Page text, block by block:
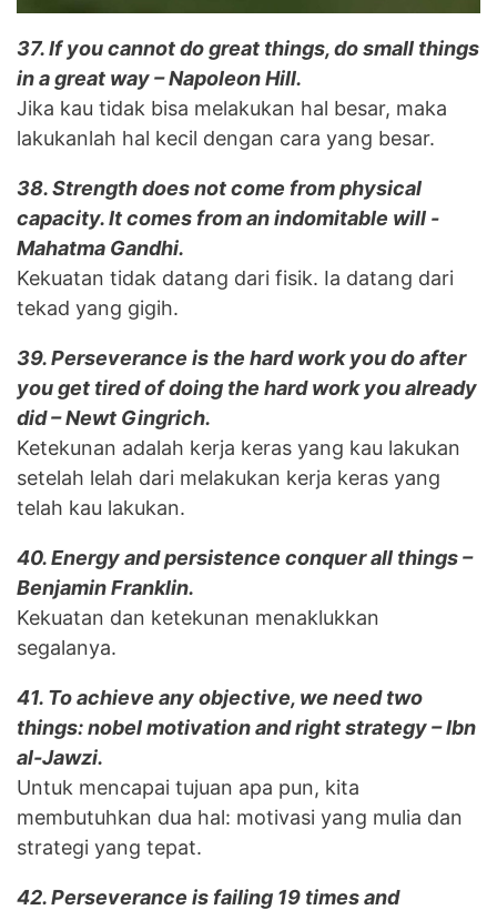
37. If you cannot do great things, do small things
in a great way – Napoleon Hill.
Jika kau tidak bisa melakukan hal besar, maka
lakukanlah hal kecil dengan cara yang besar.
38. Strength does not come from physical
capacity. It comes from an indomitable will -
Mahatma Gandhi.
Kekuatan tidak datang dari fisik. Ia datang dari
tekad yang gigih.
39. Perseverance is the hard work you do after
you get tired of doing the hard work you already
did – Newt Gingrich.
Ketekunan adalah kerja keras yang kau lakukan
setelah lelah dari melakukan kerja keras yang
telah kau lakukan.
40. Energy and persistence conquer all things –
Benjamin Franklin.
Kekuatan dan ketekunan menaklukkan
segalanya.
41. To achieve any objective, we need two
things: nobel motivation and right strategy – Ibn
al-Jawzi.
Untuk mencapai tujuan apa pun, kita
membutuhkan dua hal: motivasi yang mulia dan
strategi yang tepat.
42. Perseverance is failing 19 times and